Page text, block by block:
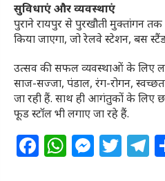
सुविधाएं और व्यवस्थाएं
पुराने रायपुर से पुरखौती मुक्तांगन
किया जाएगा, जो रेलवे स्टेशन, बस
उत्सव की सफल व्यवस्थाओं के लिए
साज-सज्जा, पंडाल, रंग-रोगन,
जा रही हैं. साथ ही आगंतुकों के लिए
फूड स्टॉल भी लगाए जा रहे हैं.
F W M T T